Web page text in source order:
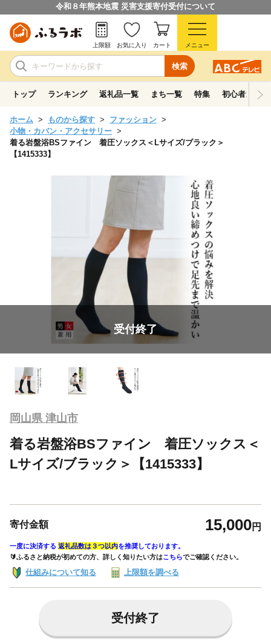
令和８年熊本地震 災害支援寄付受付について
検索
上限額 お気に入り カート メニュー
トップ ランキング 返礼品一覧 まち一覧 特集 初心者ガイド
ホーム ものから探す
ファッション
小物・カバン・アクセサリー
着る岩盤浴BSファイン 着圧ソックス＜Lサイズ/ブラック＞
【1415333】
受付終了
岡山県 津山市
着る岩盤浴BSファイン 着圧ソックス＜
Lサイズ/ブラック＞【1415333】
寄付金額 15,000円
一度に決済する 返礼品数は３つ以内を推奨しております。
🔰ふるさと納税が初めての方、詳しく知りたい方はこちらでご確認ください。
仕組みについて知る 上限額を調べる
受付終了